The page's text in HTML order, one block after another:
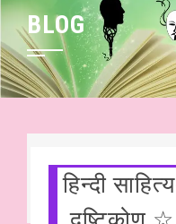
BLOG
हिन्दी